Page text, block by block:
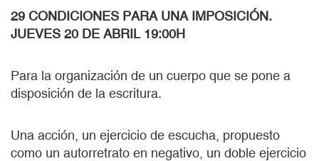
29 CONDICIONES PARA UNA IMPOSICIÓN.
JUEVES 20 DE ABRIL 19:00H
Para la organización de un cuerpo que se pone a
disposición de la escritura.
Una acción, un ejercicio de escucha, propuesto
como un autorretrato en negativo, un doble ejercicio